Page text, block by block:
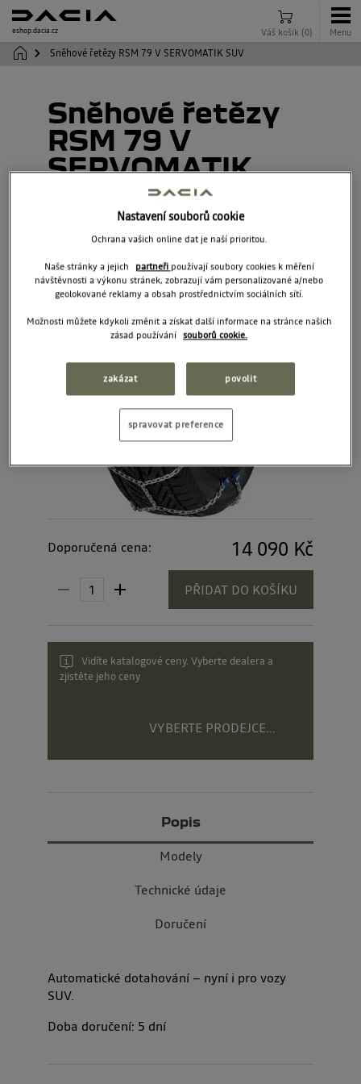
eshop.dacia.cz Váš košík (0) Menu
Sněhové řetězy RSM 79 V SERVOMATIK SUV
Sněhové řetězy
RSM 79 V
SERVOMATIK
Doporučená cena: 14 090 Kč
PŘIDAT DO KOŠÍKU
Vidíte katalogové ceny. Vyberte dealera a
zjistěte jeho ceny
VYBERTE PRODEJCE...
Popis
Modely
Technické údaje
Doručení
Automatické dotahování – nyní i pro vozy
SUV.
Doba doručení: 5 dní
Nastavení souborů cookie
Ochrana vašich online dat je naší prioritou.
Naše stránky a jejich partneři používají soubory cookies k měření
návštěvnosti a výkonu stránek, zobrazují vám personalizované a/nebo
geolokované reklamy a obsah prostřednictvím sociálních sítí.
Možnosti můžete kdykoli změnit a získat další informace na stránce našich
zásad používání souborů cookie.
zakázat povolit
spravovat preference